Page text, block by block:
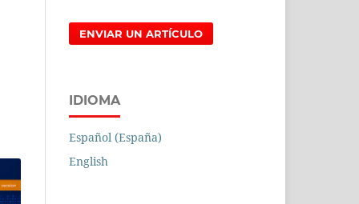
ENVIAR UN ARTÍCULO
IDIOMA
Español (España)
English